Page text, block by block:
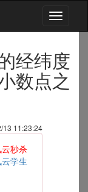
切
换
航
经纬度
数点之
13 11:23:24
秒杀
学生